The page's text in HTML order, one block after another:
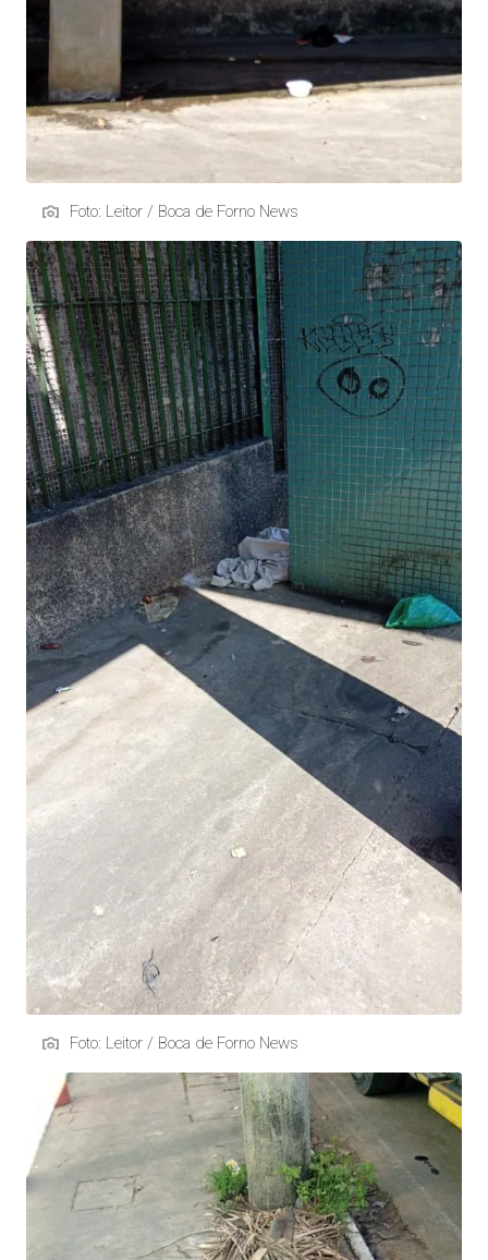
Foto: Leitor / Boca de Forno News
Foto: Leitor / Boca de Forno News